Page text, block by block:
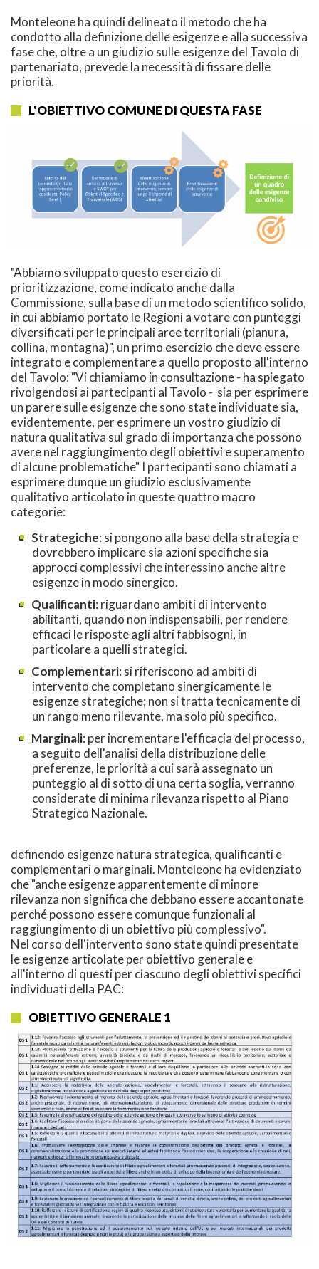
Monteleone ha quindi delineato il metodo che ha
condotto alla definizione delle esigenze e alla successiva
fase che, oltre a un giudizio sulle esigenze del Tavolo di
partenariato, prevede la necessità di fissare delle
priorità.
L'OBIETTIVO COMUNE DI QUESTA FASE
"Abbiamo sviluppato questo esercizio di
prioritizzazione, come indicato anche dalla
Commissione, sulla base di un metodo scientifico solido,
in cui abbiamo portato le Regioni a votare con punteggi
diversificati per le principali aree territoriali (pianura,
collina, montagna)", un primo esercizio che deve essere
integrato e complementare a quello proposto all'interno
del Tavolo: "Vi chiamiamo in consultazione - ha spiegato
rivolgendosi ai partecipanti al Tavolo - sia per esprimere
un parere sulle esigenze che sono state individuate sia,
evidentemente, per esprimere un vostro giudizio di
natura qualitativa sul grado di importanza che possono
avere nel raggiungimento degli obiettivi e superamento
di alcune problematiche" I partecipanti sono chiamati a
esprimere dunque un giudizio esclusivamente
qualitativo articolato in queste quattro macro
categorie:
Strategiche: si pongono alla base della strategia e
dovrebbero implicare sia azioni specifiche sia
approcci complessivi che interessino anche altre
esigenze in modo sinergico.
Qualificanti: riguardano ambiti di intervento
abilitanti, quando non indispensabili, per rendere
efficaci le risposte agli altri fabbisogni, in
particolare a quelli strategici.
Complementari: si riferiscono ad ambiti di
intervento che completano sinergicamente le
esigenze strategiche; non si tratta tecnicamente di
un rango meno rilevante, ma solo più specifico.
Marginali: per incrementare l'efficacia del processo,
a seguito dell'analisi della distribuzione delle
preferenze, le priorità a cui sarà assegnato un
punteggio al di sotto di una certa soglia, verranno
considerate di minima rilevanza rispetto al Piano
Strategico Nazionale.
definendo esigenze natura strategica, qualificanti e
complementari o marginali. Monteleone ha evidenziato
che "anche esigenze apparentemente di minore
rilevanza non significa che debbano essere accantonate
perché possono essere comunque funzionali al
raggiungimento di un obiettivo più complessivo".
Nel corso dell'intervento sono state quindi presentate
le esigenze articolate per obiettivo generale e
all'interno di questi per ciascuno degli obiettivi specifici
individuati della PAC:
OBIETTIVO GENERALE 1